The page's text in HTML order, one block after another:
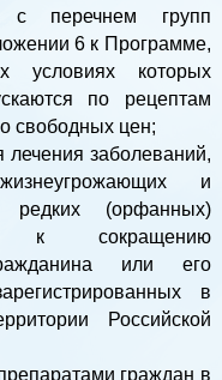
с перечнем групп
6 к Программе,
условиях которых
по рецептам
свободных цен;
заболеваний,
и
редких (орфанных)
к сокращению
или его
в
Российской
граждан в